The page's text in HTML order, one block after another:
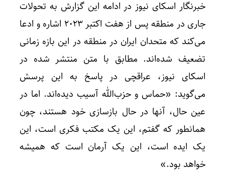
خبرنگار اسکای نیوز در ادامه این گزارش به تحولات
جاری در منطقه پس از هفت اکتبر ۲۰۲۳ اشاره و ادعا
می‌کند که متحدان ایران در منطقه در این بازه زمانی
تضعیف شده‌اند. مطابق با متن منتشر شده در
اسکای نیوز، عراقچی در پاسخ به این پرسش
می‌گوید: «حماس و حزب‌الله آسیب دیده‌اند. اما در
عین حال، آنها در حال بازسازی خود هستند، چون
همانطور که گفتم، این یک مکتب فکری است، این
یک ایده است، این یک آرمان است که همیشه
خواهد بود.»